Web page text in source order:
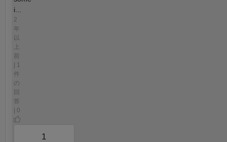
i...
2
年
以
前
| 1
件
の
回
答
| 0
1